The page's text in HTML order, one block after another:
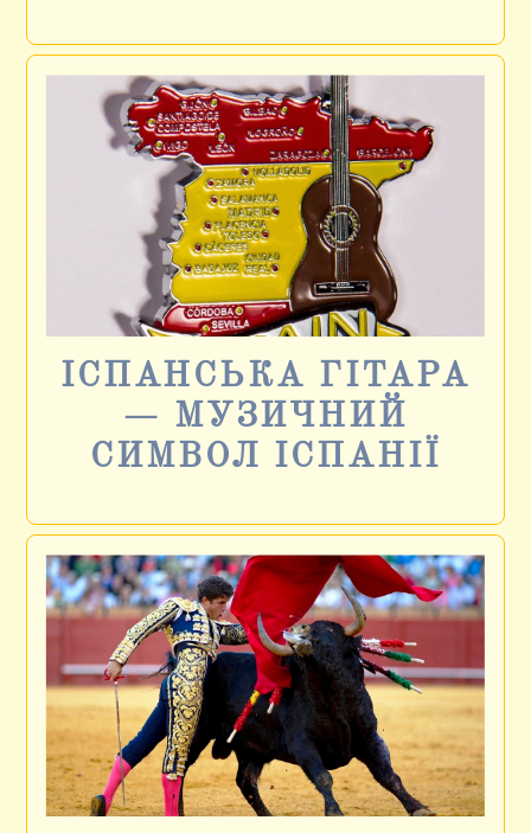
ІСПАНСЬКА ГІТАРА
— МУЗИЧНИЙ
СИМВОЛ ІСПАНІЇ